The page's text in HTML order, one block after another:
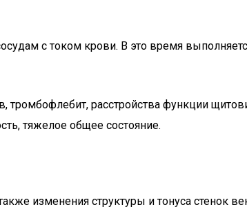
с током крови. В это время
тромбофлебит, расстройства функции
тяжелое общее состояние.
изменения структуры и тонуса стенок